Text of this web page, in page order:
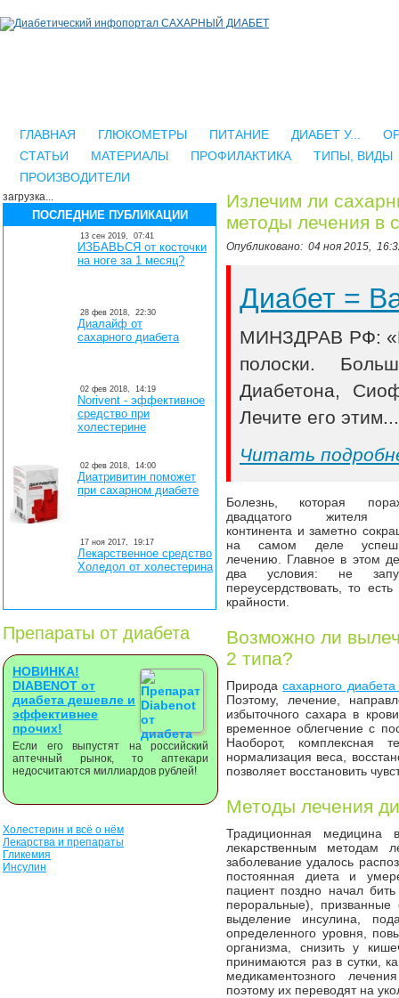
ГЛАВНАЯ ГЛЮКОМЕТРЫ ПИТАНИЕ ДИАБЕТ У...
СТАТЬИ
МАТЕРИАЛЫ ПРОФИЛАКТИКА
ТИПЫ, ВИДЫ
ПРОИЗВОДИТЕЛИ
загрузка...
ПОСЛЕДНИЕ ПУБЛИКАЦИИ
13 сен 2019, 07:41
ИЗБАВЬСЯ от косточки
на ноге за 1 месяц?
28 фев 2018, 22:30
Диалайф от
сахарного диабета
02 фев 2018, 14:19
Norivent - эффективное
средство при
холестерине
02 фев 2018, 14:00
Диатривитин поможет
при сахарном диабете
17 ноя 2017, 19:17
Лекарственное средство
Холедол от холестерина
Препараты от диабета
НОВИНКА!
DIABENOT от
диабета дешевле и
эффективнее
прочих!
Если его выпустят на российский
аптечный рынок, то аптекари
недосчитаются миллиардов рублей!
Холестерин и всё о нём
Лекарства и препараты
Гликемия
Инсулин
Излечим ли
методы лечения в
Опубликовано: 04 ноя 2015,
Диабет =
МИНЗДРАВ РФ:
полоски.
Диабетона,
Лечите его
Читать
Болезнь, которая
двадцатого жителя
континента и заметно
на самом деле
лечению. Главное в этом
два условия: не
переусердствовать, то
крайности.
Возможно ли
2 типа?
Природасахарного диабета
Поэтому, лечение,
избыточного сахара в
временное облегчение с
Наоборот, комплексная
нормализация веса,
позволяет восстановить
Методы лечения
Традиционная медицина
лекарственным методам
заболевание удалось
постоянная диета и
пациент поздно начал
пероральные), призванные
выделение инсулина,
определенного уровня,
организма, снизить у
принимаются раз в сутки,
медикаментозного
поэтому их переводят на